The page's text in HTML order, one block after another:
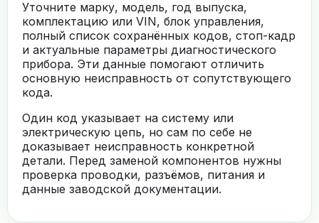
Уточните марку, модель, год выпуска,
комплектацию или VIN, блок управления,
полный список сохранённых кодов, стоп-кадр
и актуальные параметры диагностического
прибора. Эти данные помогают отличить
основную неисправность от сопутствующего
кода.
Один код указывает на систему или
электрическую цепь, но сам по себе не
доказывает неисправность конкретной
детали. Перед заменой компонентов нужны
проверка проводки, разъёмов, питания и
данные заводской документации.